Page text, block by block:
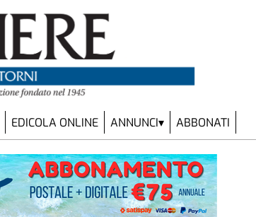
EDICOLA ONLINE ANNUNCI ABBONATI